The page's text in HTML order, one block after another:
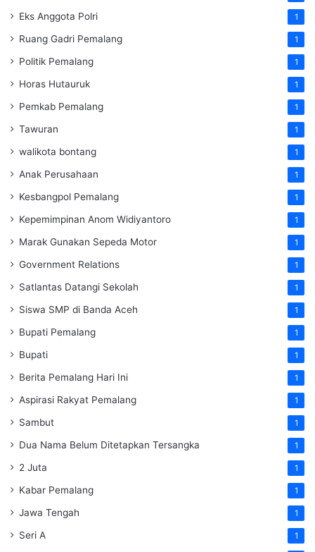
Eks Anggota Polri 1
Ruang Gadri Pemalang 1
Politik Pemalang 1
Horas Hutauruk 1
Pemkab Pemalang 1
Tawuran 1
walikota bontang 1
Anak Perusahaan 1
Kesbangpol Pemalang 1
Kepemimpinan Anom Widiyantoro 1
Marak Gunakan Sepeda Motor 1
Government Relations 1
Satlantas Datangi Sekolah 1
Siswa SMP di Banda Aceh 1
Bupati Pemalang 1
Bupati 1
Berita Pemalang Hari Ini 1
Aspirasi Rakyat Pemalang 1
Sambut 1
Dua Nama Belum Ditetapkan Tersangka 1
2 Juta 1
Kabar Pemalang 1
Jawa Tengah 1
Seri A 1